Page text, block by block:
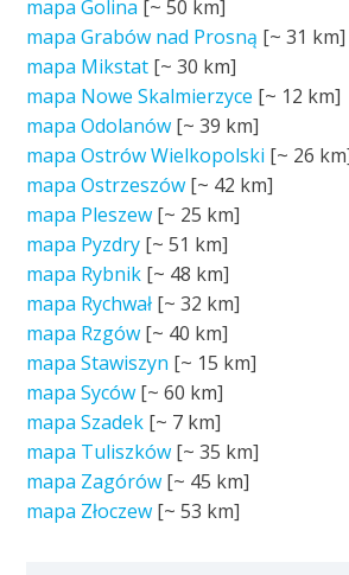
mapa Golina [~50 km]
mapa Grabów nad Prosną [~31 km]
mapa Mikstat [~30 km]
mapa Nowe Skalmierzyce [~ 12 km]
mapa Odolanów [~39 km]
mapa Ostrów Wielkopolski [~ 26 km
mapa Ostrzeszów [~ 42 km]
mapa Pleszew [~ 25 km]
mapa Pyzdry [~51 km]
mapa Rybnik [~ 48 km]
mapa Rychwał [~32 km]
mapa Rzgów [~ 40 km]
mapa Stawiszyn [~ 15 km]
mapa Syców [~60 km]
mapa Szadek [~ 7 km]
mapa Tuliszków [~35 km]
mapa Zagórów [~ 45 km]
mapa Złoczew [~53 km]